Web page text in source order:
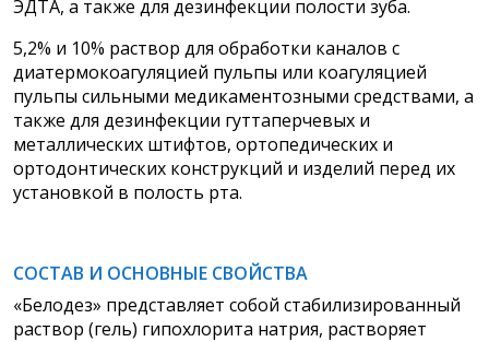
ЭДТА, а также для дезинфекции полости зуба.
5,2% и 10% раствор для обработки каналов с
диатермокоагуляцией пульпы или коагуляцией
пульпы сильными медикаментозными средствами, а
также для дезинфекции гуттаперчевых и
металлических штифтов, ортопедических и
ортодонтических конструкций и изделий перед их
установкой в полость рта.
СОСТАВ И ОСНОВНЫЕ СВОЙСТВА
«Белодез» представляет собой стабилизированный
раствор (гель) гипохлорита натрия, растворяет